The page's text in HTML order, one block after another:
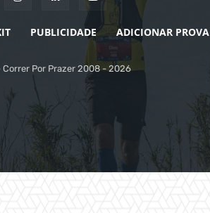
PUBLICIDADE ADICIONAR PROVA
Por Prazer 2008 - 2026